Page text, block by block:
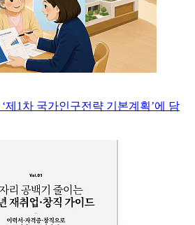
제1차 국가인구전략 기본계획’에 담